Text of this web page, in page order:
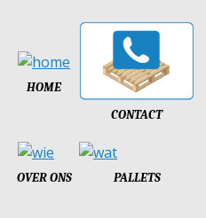
HOME
CONTACT
OVER ONS PALLETS